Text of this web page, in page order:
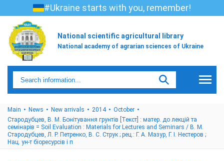
#Ukraine starts with you, remember!
National scientific agricultural library
National academy of agrarian sciences of Ukraine
Main News New arrivals 2014
October
Стародубцев, В. М. Бонітування грунтів [Текст] : матер. до лекцій та
семінарів = Soil Evaluation : Materials for Lectures and Seminars / В. М.
Стародубцев, Л. Р. Петренко, В. С. Струк ; рец.: Г. А. Мазур, Г. І. Нестеров ;
Нац. ун-т біоресурсів і п